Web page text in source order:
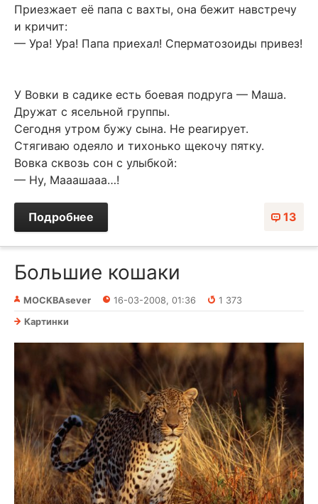
Приезжает её папа с вахты, она бежит навстречу
и кричит:
— Ура! Ура! Папа приехал! Сперматозоиды привез!
У Вовки в садике есть боевая подруга — Маша.
Дружат с ясельной группы.
Сегодня утром бужу сына. Не реагирует.
Стягиваю одеяло и тихонько щекочу пятку.
Вовка сквозь сон с улыбкой:
— Ну, Мааашааа…!
13
Подробнее
Большие кошаки
MOCKBAsever 16-03-2008, 01:36
1 373
Картинки